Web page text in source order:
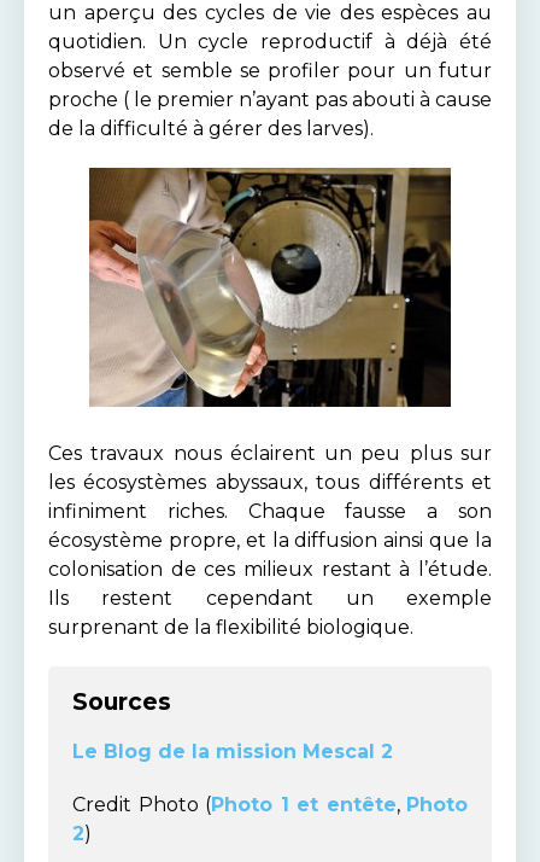
un aperçu des cycles de vie des espèces au
quotidien. Un cycle reproductif à déjà été
observé et semble se profiler pour un futur
proche ( le premier n’ayant pas abouti à cause
de la difficulté à gérer des larves).
Ces travaux nous éclairent un peu plus sur
les écosystèmes abyssaux, tous différents et
infiniment riches. Chaque fausse a son
écosystème propre, et la diffusion ainsi que la
colonisation de ces milieux restant à l’étude.
Ils restent cependant un exemple
surprenant de la flexibilité biologique.
Sources
Le Blog de la mission Mescal 2
Credit Photo (Photo 1 et entête, Photo
2)